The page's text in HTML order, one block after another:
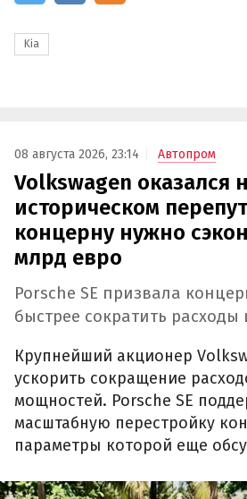
Kia
08 августа 2026, 23:14 Автопром
Volkswagen оказался
историческом
концерну нужно
млрд евро
Porsche SE призвала
быстрее сократить
Крупнейший акционер
ускорить сокращение
мощностей. Porsche SE
масштабную перестройку
параметры которой еще